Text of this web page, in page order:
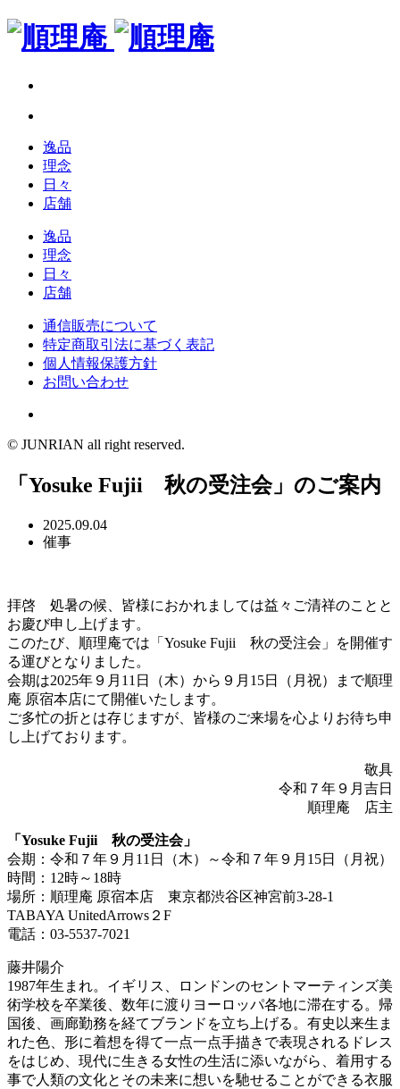
逸品
理念
日々
店舗
逸品
理念
日々
店舗
通信販売について
特定商取引法に基づく表記
個人情報保護方針
お問い合わせ
© JUNRIAN all right reserved.
「Yosuke Fujii 秋の受注会」のご案内
2025.09.04
催事
拝啓 処暑の候、皆様におかれましては益々ご清祥のことと
お慶び申し上げます。
このたび、順理庵では「Yosuke Fujii 秋の受注会」を開催す
る運びとなりました。
会期は2025年９月11日（木）から９月15日（月祝）まで順理
庵 原宿本店にて開催いたします。
ご多忙の折とは存じますが、皆様のご来場を心よりお待ち申
し上げております。
敬具
令和７年９月吉日
順理庵 店主
「Yosuke Fujii 秋の受注会」
会期：令和７年９月11日（木）～令和７年９月15日（月祝）
時間：12時～18時
場所：順理庵 原宿本店 東京都渋谷区神宮前3‐28‐1
TABAYA UnitedArrows２F
電話：03-5537-7021
藤井陽介
1987年生まれ。イギリス、ロンドンのセントマーティンズ美
術学校を卒業後、数年に渡りヨーロッパ各地に滞在する。帰
国後、画廊勤務を経てブランドを立ち上げる。有史以来生ま
れた色、形に着想を得て一点一点手描きで表現されるドレス
をはじめ、現代に生きる女性の生活に添いながら、着用する
事で人類の文化とその未来に想いを馳せることができる衣服